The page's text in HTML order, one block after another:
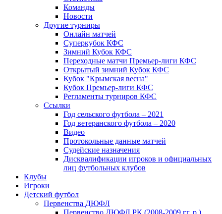
Команды
Новости
Другие турниры
Онлайн матчей
Суперкубок КФС
Зимний Кубок КФС
Переходные матчи Премьер-лиги КФС
Открытый зимний Кубок КФС
Кубок "Крымская весна"
Кубок Премьер-лиги КФС
Регламенты турниров КФС
Ссылки
Год сельского футбола – 2021
Год ветеранского футбола – 2020
Видео
Протокольные данные матчей
Судейские назначения
Дисквалификации игроков и официальных
лиц футбольных клубов
Клубы
Игроки
Детский футбол
Первенства ДЮФЛ
Первенство ДЮФЛ РК (2008-2009 гг. р.)